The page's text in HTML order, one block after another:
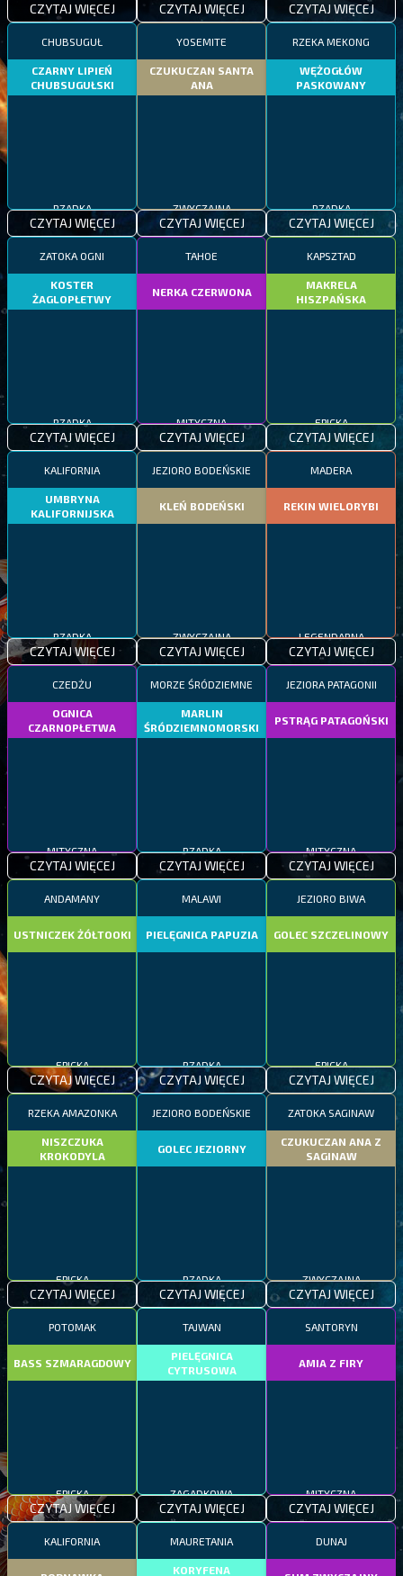
CZYTAJ WIĘCEJ CZYTAJ WIĘCEJ CZYTAJ WIĘCEJ
CHUBSUGUŁ
CZARNY LIPIEŃ
CHUBSUGUŁSKI
CZYTAJ WIĘCEJ
YOSEMITE
CZUKUCZAN SANTA
ANA
CZYTAJ WIĘCEJ
RZEKA MEKONG
WĘŻOGŁÓW
PASKOWANY
CZYTAJ WIĘCEJ
ZATOKA OGNI
KOSTER
ŻAGLOPŁETWY
CZYTAJ WIĘCEJ
TAHOE
NERKA CZERWONA
CZYTAJ WIĘCEJ
KAPSZTAD
MAKRELA
HISZPAŃSKA
CZYTAJ WIĘCEJ
KALIFORNIA
UMBRYNA
KALIFORNIJSKA
CZYTAJ WIĘCEJ
JEZIORO BODEŃSKIE
KLEŃ BODEŃSKI
CZYTAJ WIĘCEJ
MADERA
REKIN WIELORYBI
CZYTAJ WIĘCEJ
CZEDŻU
OGNICA
CZARNOPŁETWA
CZYTAJ WIĘCEJ
MORZE ŚRÓDZIEMNE
MARLIN
ŚRÓDZIEMNOMORSKI
CZYTAJ WIĘCEJ
JEZIORA PATAGONII
PSTRĄG PATAGOŃSKI
CZYTAJ WIĘCEJ
ANDAMANY
USTNICZEK ŻÓŁTOOKI
CZYTAJ WIĘCEJ
MALAWI
PIELĘGNICA PAPUZIA
CZYTAJ WIĘCEJ
JEZIORO BIWA
GOLEC SZCZELINOWY
CZYTAJ WIĘCEJ
RZEKA AMAZONKA
NISZCZUKA
KROKODYLA
CZYTAJ WIĘCEJ
JEZIORO BODEŃSKIE
GOLEC JEZIORNY
CZYTAJ WIĘCEJ
ZATOKA SAGINAW
CZUKUCZAN ANA Z
SAGINAW
CZYTAJ WIĘCEJ
POTOMAK
BASS SZMARAGDOWY
CZYTAJ WIĘCEJ
TAJWAN
PIELĘGNICA
CYTRUSOWA
CZYTAJ WIĘCEJ
SANTORYN
AMIA Z FIRY
CZYTAJ WIĘCEJ
KALIFORNIA MAURETANIA
KORYFENA
DUNAJ